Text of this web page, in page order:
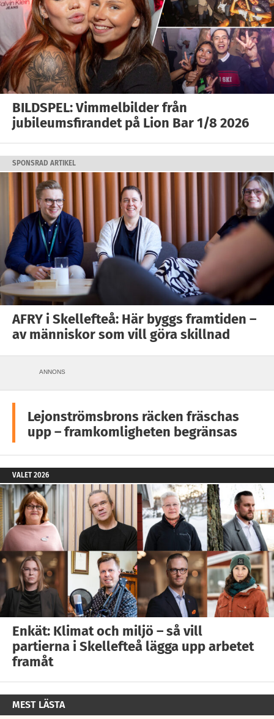
BILDSPEL: Vimmelbilder från
jubileumsfirandet på Lion Bar 1/8 2026
SPONSRAD ARTIKEL
AFRY i Skellefteå: Här byggs framtiden –
av människor som vill göra skillnad
ANNONS
Lejonströmsbrons räcken fräschas
upp – framkomligheten begränsas
VALET 2026
Enkät: Klimat och miljö – så vill
partierna i Skellefteå lägga upp arbetet
framåt
MEST LÄSTA